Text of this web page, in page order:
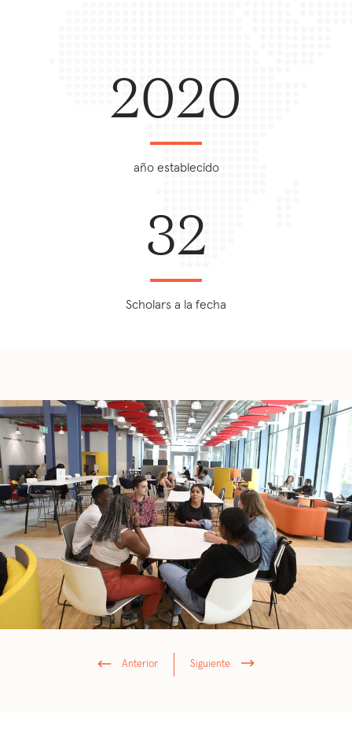
2020
año establecido
32
Scholars a la fecha
Anterior Siguiente